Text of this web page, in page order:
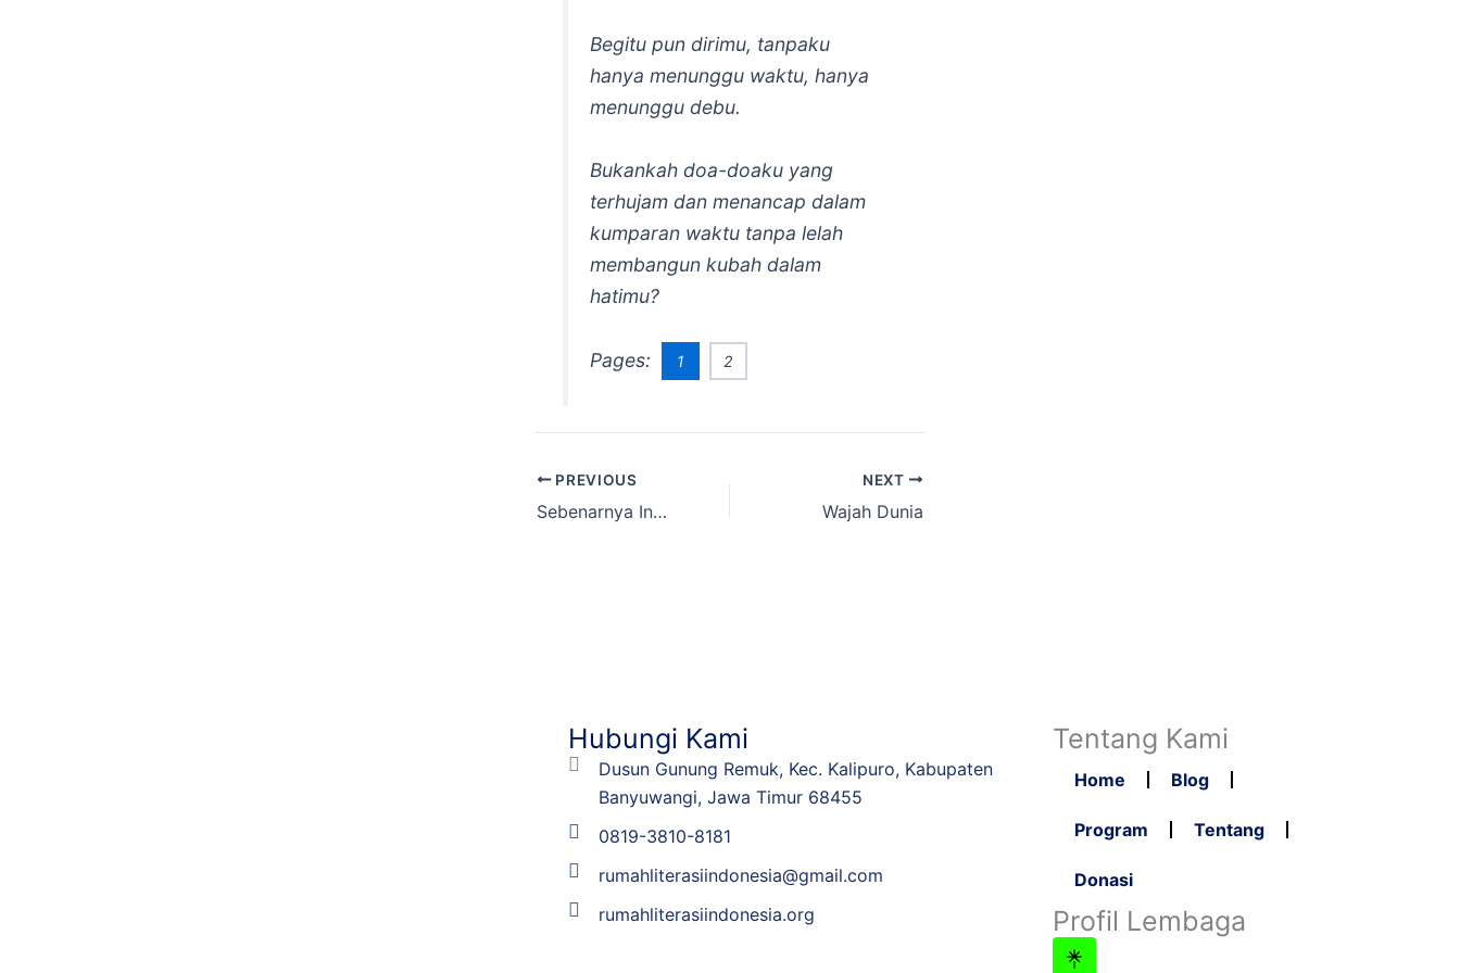
Begitu pun dirimu, tanpaku
hanya menunggu waktu, hanya
menunggu debu.
Bukankah doa-doaku yang
terhujam dan menancap dalam
kumparan waktu tanpa lelah
membangun kubah dalam
hatimu?
Pages: 1 2
PREVIOUS
Sebenarnya Indonesia Darurat Apa Sih?
NEXT
Wajah Dunia
Hubungi Kami
Dusun Gunung Remuk, Kec. Kalipuro, Kabupaten
Banyuwangi, Jawa Timur 68455
0819-3810-8181
rumahliterasiindonesia@gmail.com
rumahliterasiindonesia.org
Tentang Kami
Home Blog
Program Tentang
Donasi
Profil Lembaga